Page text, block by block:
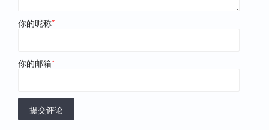
你的昵称*
你的邮箱*
提交评论